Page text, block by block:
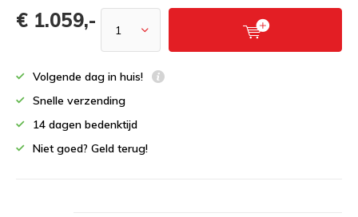
€ 1.059,-
Volgende dag in huis!
Snelle verzending
14 dagen bedenktijd
Niet goed? Geld terug!